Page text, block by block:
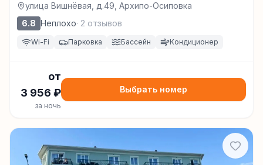
улица Вишнёвая, д.49, Архипо-Осиповка
6.8 Неплохо· 2 отзывов
Wi-Fi Парковка Бассейн Кондиционер
от
3 956 ₽
за ночь
Выбрать номер